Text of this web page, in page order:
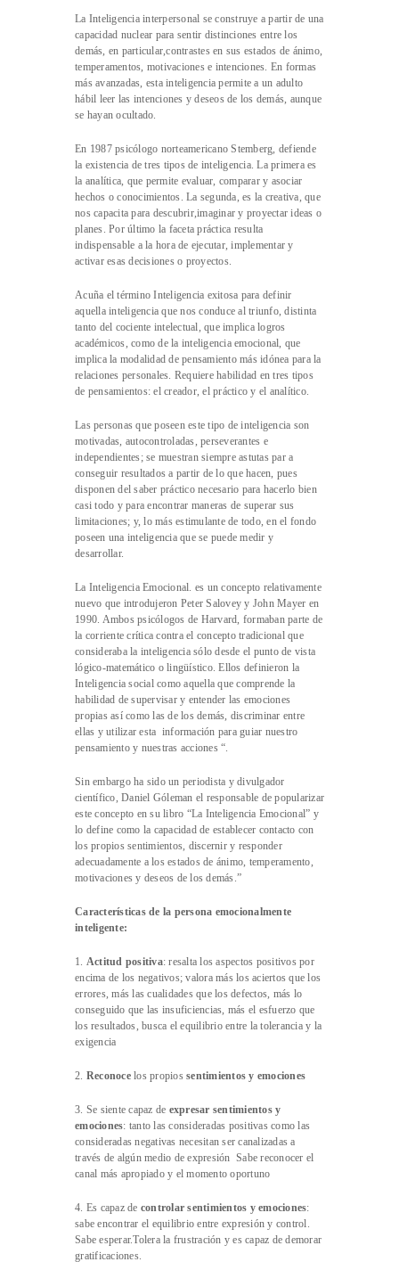
La Inteligencia interpersonal se construye a partir de una
capacidad nuclear para sentir distinciones entre los
demás, en particular,contrastes en sus estados de ánimo,
temperamentos, motivaciones e intenciones. En formas
más avanzadas, esta inteligencia permite a un adulto
hábil leer las intenciones y deseos de los demás, aunque
se hayan ocultado.
En 1987 psicólogo norteamericano Stemberg, defiende
la existencia de tres tipos de inteligencia. La primera es
la analítica, que permite evaluar, comparar y asociar
hechos o conocimientos. La segunda, es la creativa, que
nos capacita para descubrir,imaginar y proyectar ideas o
planes. Por último la faceta práctica resulta
indispensable a la hora de ejecutar, implementar y
activar esas decisiones o proyectos.
Acuña el término Inteligencia exitosa para definir
aquella inteligencia que nos conduce al triunfo, distinta
tanto del cociente intelectual, que implica logros
académicos, como de la inteligencia emocional, que
implica la modalidad de pensamiento más idónea para la
relaciones personales. Requiere habilidad en tres tipos
de pensamientos: el creador, el práctico y el analítico.
Las personas que poseen este tipo de inteligencia son
motivadas, autocontroladas, perseverantes e
independientes; se muestran siempre astutas par a
conseguir resultados a partir de lo que hacen, pues
disponen del saber práctico necesario para hacerlo bien
casi todo y para encontrar maneras de superar sus
limitaciones; y, lo más estimulante de todo, en el fondo
poseen una inteligencia que se puede medir y
desarrollar.
La Inteligencia Emocional. es un concepto relativamente
nuevo que introdujeron Peter Salovey y John Mayer en
1990. Ambos psicólogos de Harvard, formaban parte de
la corriente crítica contra el concepto tradicional que
consideraba la inteligencia sólo desde el punto de vista
lógico-matemático o lingüístico. Ellos definieron la
Inteligencia social como aquella que comprende la
habilidad de supervisar y entender las emociones
propias así como las de los demás, discriminar entre
ellas y utilizar esta información para guiar nuestro
pensamiento y nuestras acciones “.
Sin embargo ha sido un periodista y divulgador
científico, Daniel Góleman el responsable de popularizar
este concepto en su libro “La Inteligencia Emocional” y
lo define como la capacidad de establecer contacto con
los propios sentimientos, discernir y responder
adecuadamente a los estados de ánimo, temperamento,
motivaciones y deseos de los demás.”
Características de la persona emocionalmente
inteligente:
1. Actitud positiva: resalta los aspectos positivos por
encima de los negativos; valora más los aciertos que los
errores, más las cualidades que los defectos, más lo
conseguido que las insuficiencias, más el esfuerzo que
los resultados, busca el equilibrio entre la tolerancia y la
exigencia
2. Reconocelos propios sentimientos y emociones
3. Se siente capaz de expresar sentimientos y
emociones: tanto las consideradas positivas como las
consideradas negativas necesitan ser canalizadas a
través de algún medio de expresión Sabe reconocer el
canal más apropiado y el momento oportuno
4. Es capaz de controlar sentimientos y emociones:
sabe encontrar el equilibrio entre expresión y control.
Sabe esperar.Tolera la frustración y es capaz de demorar
gratificaciones.